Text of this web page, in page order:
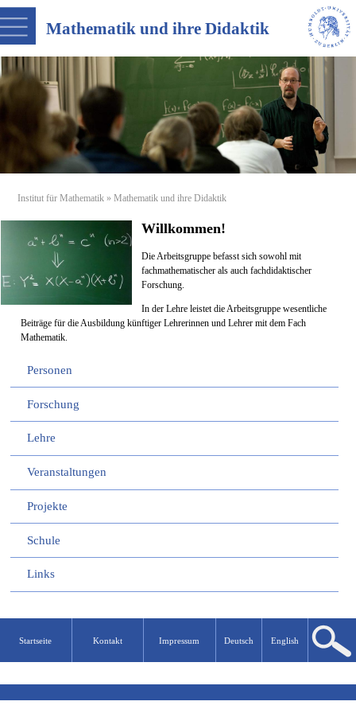
Mathematik und ihre Didaktik
Institut für Mathematik » Mathematik und ihre Didaktik
Willkommen!
Die Arbeitsgruppe befasst sich sowohl mit
fachmathematischer als auch fachdidaktischer
Forschung.
In der Lehre leistet die Arbeitsgruppe wesentliche
Beiträge für die Ausbildung künftiger Lehrerinnen und Lehrer mit dem Fach
Mathematik.
Personen
Forschung
Lehre
Veranstaltungen
Projekte
Schule
Links
Startseite Kontakt Impressum Deutsch English